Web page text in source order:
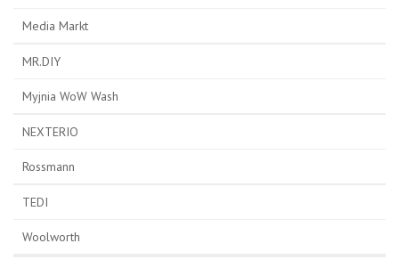
Media Markt
MR.DIY
Myjnia WoW Wash
NEXTERIO
Rossmann
TEDI
Woolworth